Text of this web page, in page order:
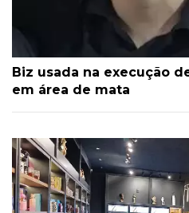
Biz usada na execução
em área de mata